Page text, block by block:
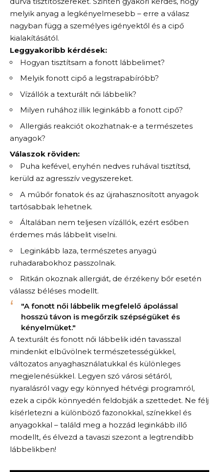
melyik anyag a legkényelmesebb – erre a válasz
nagyban függ a személyes igényektől és a cipő
kialakításától.
Leggyakoribb kérdések:
Hogyan tisztítsam a fonott lábbelimet?
Melyik fonott cipő a legstrapabíróbb?
Vízállók a texturált női lábbelik?
Milyen ruhához illik leginkább a fonott cipő?
Allergiás reakciót okozhatnak-e a természetes
anyagok?
Válaszok röviden:
Puha kefével, enyhén nedves ruhával tisztítsd,
kerüld az agresszív vegyszereket.
A műbőr fonatok és az újrahasznosított anyagok
tartósabbak lehetnek.
Általában nem teljesen vízállók, ezért esőben
érdemes más lábbelit viselni.
Leginkább laza, természetes anyagú
ruhadarabokhoz passzolnak.
Ritkán okoznak allergiát, de érzékeny bőr esetén
válassz béléses modellt.
"A fonott női lábbelik megfelelő ápolással
hosszú távon is megőrzik szépségüket és
kényelmüket."
A texturált és fonott női lábbelik idén tavasszal
mindenkit elbűvölnek természetességükkel,
változatos anyaghasználatukkal és különleges
megjelenésükkel. Legyen szó városi sétáról,
nyaralásról vagy egy könnyed hétvégi programról,
ezek a cipők könnyedén feldobják a szettedet. Ne félj
kísérletezni a különböző fazonokkal, színekkel és
anyagokkal – találd meg a hozzád leginkább illő
modellt, és élvezd a tavaszi szezont a legtrendibb
lábbelikben!